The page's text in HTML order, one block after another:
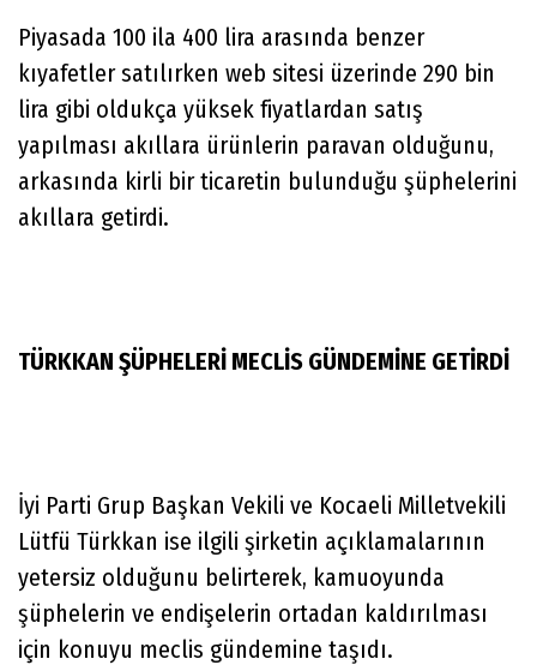
Piyasada 100 ila 400 lira arasında benzer
kıyafetler satılırken web sitesi üzerinde 290 bin
lira gibi oldukça yüksek fiyatlardan satış
yapılması akıllara ürünlerin paravan olduğunu,
arkasında kirli bir ticaretin bulunduğu şüphelerini
akıllara getirdi.
TÜRKKAN ŞÜPHELERİ MECLİS GÜNDEMİNE GETİRDİ
İyi Parti Grup Başkan Vekili ve Kocaeli Milletvekili
Lütfü Türkkan ise ilgili şirketin açıklamalarının
yetersiz olduğunu belirterek, kamuoyunda
şüphelerin ve endişelerin ortadan kaldırılması
için konuyu meclis gündemine taşıdı.